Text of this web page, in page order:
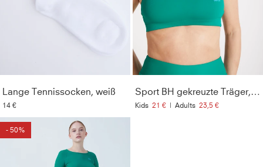
smaragd grün
Geschlecht
Unisex
Lange Tennissocken, weiß
14 €
Sport BH gekreuzte Träger, smaragd grün
Kids 21 € | Adults 23,5 €
- 50%